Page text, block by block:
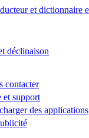
déclinaison
contacter
et support
des applications